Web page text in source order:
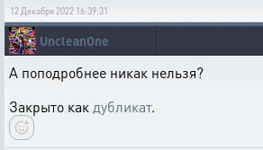
12 Декабря 2022 16:39:31
UncleanOne
А поподробнее никак нельзя?
Закрыто как дубликат.